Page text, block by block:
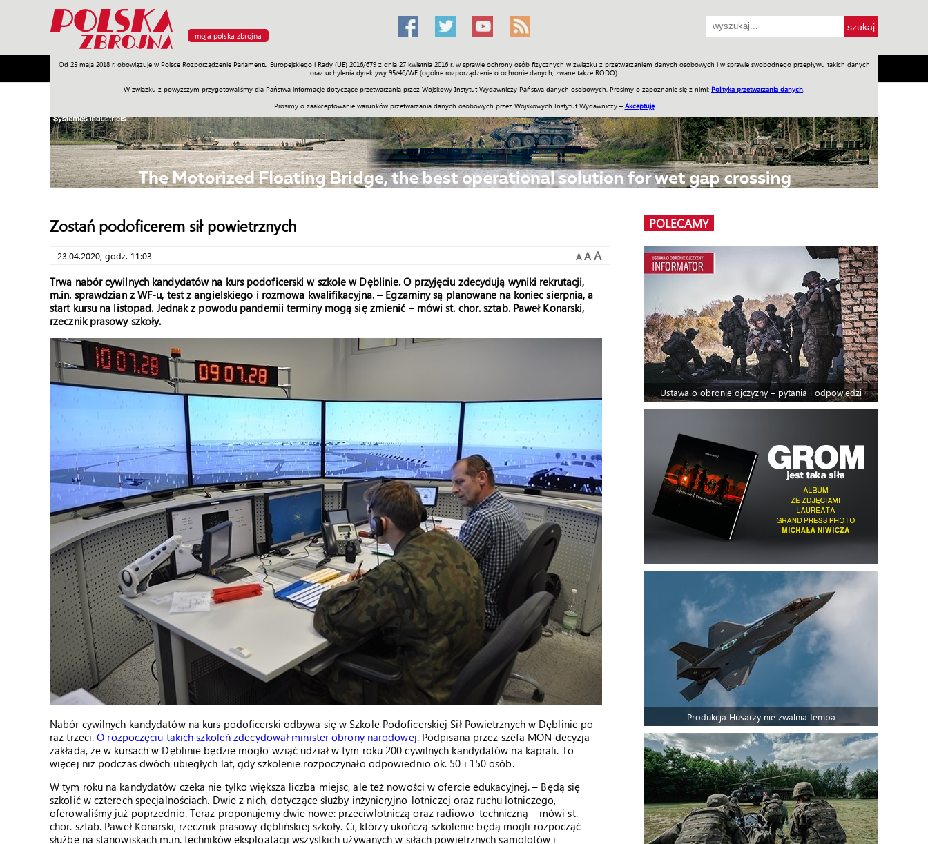
moja polska zbrojna
Od 25 maja 2018 r. obowiązuje w Polsce Rozporządzenie Parlamentu Europejskiego i Rady (UE) 2016/679 z dnia 27 kwietnia 2016 r. w sprawie ochrony osób fizycznych w związku z przetwarzaniem danych osobowych i w sprawie swobodnego przepływu takich danych
oraz uchylenia dyrektywy 95/46/WE (ogólne rozporządzenie o ochronie danych, zwane także RODO).
W związku z powyższym przygotowaliśmy dla Państwa informacje dotyczące przetwarzania przez Wojskowy Instytut Wydawniczy Państwa danych osobowych. Prosimy o zapoznanie się z nimi: Polityka przetwarzania danych
Prosimy o zaakceptowanie warunków przetwarzania danych osobowych przez Wojskowych Instytut Wydawniczy – Akceptuję
Armia Poligon Sprzęt Misje Polityka Prawo Świat Społeczność Sport Historia Galerie Wideo ENGLISH SKLEP Jednodniówki Praca w WIW
Zostań podoficerem sił powietrznych
23.04.2020, godz. 11:03 A A A
Trwa nabór cywilnych kandydatów na kurs podoficerski w szkole w Dęblinie. O przyjęciu zdecydują wyniki rekrutacji,
m.in. sprawdzian z WF-u, test z angielskiego i rozmowa kwalifikacyjna. – Egzaminy są planowane na koniec sierpnia, a
start kursu na listopad. Jednak z powodu pandemii terminy mogą się zmienić – mówi st. chor. sztab. Paweł Konarski,
rzecznik prasowy szkoły.
Nabór cywilnych kandydatów na kurs podoficerski odbywa się w Szkole Podoficerskiej Sił Powietrznych w Dęblinie po
raz trzeci.O rozpoczęciu takich szkoleń zdecydował minister obrony narodowej. Podpisana przez szefa MON decyzja
zakłada, że w kursach w Dęblinie będzie mogło wziąć udział w tym roku 200 cywilnych kandydatów na kaprali. To
więcej niż podczas dwóch ubiegłych lat, gdy szkolenie rozpoczynało odpowiednio ok. 50 i 150 osób.
W tym roku na kandydatów czeka nie tylko większa liczba miejsc, ale też nowości w ofercie edukacyjnej. – Będą się
szkolić w czterech specjalnościach. Dwie z nich, dotyczące służby inżynieryjno-lotniczej oraz ruchu lotniczego,
oferowaliśmy już poprzednio. Teraz proponujemy dwie nowe: przeciwlotniczą oraz radiowo-techniczną – mówi st.
chor. sztab. Paweł Konarski, rzecznik prasowy dęblińskiej szkoły. Ci, którzy ukończą szkolenie będą mogli rozpocząć
służbę na stanowiskach m.in. techników eksploatacji wszystkich używanych w siłach powietrznych samolotów i
POLECAMY
Ustawa o obronie ojczyzny – pytania i odpowiedzi
Produkcja Husarzy nie zwalnia tempa